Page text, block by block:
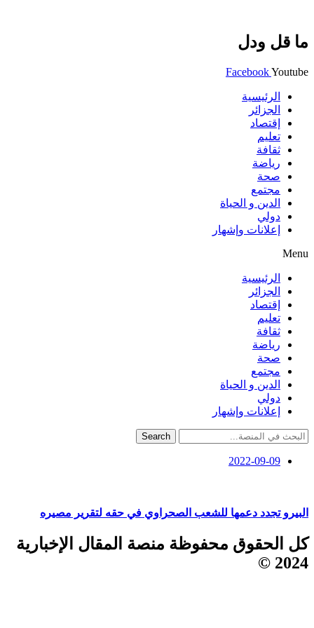
ما قل ودل
FacebookYoutube
الرئيسية
الجزائر
إقتصاد
تعليم
ثقافة
رياضة
صحة
مجتمع
الدين و الحياة
دولي
إعلانات وإشهار
Menu
الرئيسية
الجزائر
إقتصاد
تعليم
ثقافة
رياضة
صحة
مجتمع
الدين و الحياة
دولي
إعلانات وإشهار
Search
2022-09-09
البيرو تجدد دعمها للشعب الصحراوي في حقه لتقرير مصيره
كل الحقوق محفوظة منصة المقال الإخبارية
2024 ©